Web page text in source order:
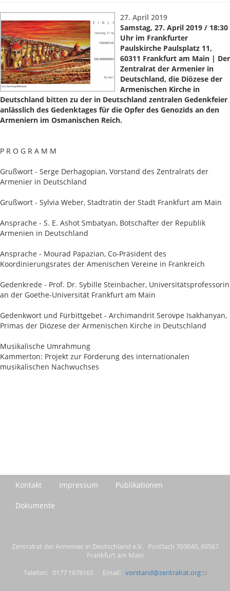
27. April 2019
Samstag, 27. April 2019 / 18:30
Uhr im Frankfurter
Paulskirche Paulsplatz 11,
60311 Frankfurt am Main | Der
Zentralrat der Armenier in
Deutschland, die Diözese der
Armenischen Kirche in
Deutschland bitten zu der in Deutschland zentralen Gedenkfeier
anlässlich des Gedenktages für die Opfer des Genozids an den
Armeniern im Osmanischen Reich.
P R O G R A M M
Grußwort - Serge Derhagopian, Vorstand des Zentralrats der
Armenier in Deutschland
Grußwort - Sylvia Weber, Stadträtin der Stadt Frankfurt am Main
Ansprache - S. E. Ashot Smbatyan, Botschafter der Republik
Armenien in Deutschland
Ansprache - Mourad Papazian, Co-Präsident des
Koordinierungsrates der Amenischen Vereine in Frankreich
Gedenkrede - Prof. Dr. Sybille Steinbacher, Universitätsprofessorin
an der Goethe-Universität Frankfurt am Main
Gedenkwort und Fürbittgebet - Archimandrit Serovpe Isakhanyan,
Primas der Diözese der Armenischen Kirche in Deutschland
Musikalische Umrahmung
Kammerton: Projekt zur Förderung des internationalen
musikalischen Nachwuchses
Kontakt Impressum Publikationen
Dokumente
Zentralrat der Armenier in Deutschland e.V. Postfach 703040, 60567
Frankfurt am Main
Telefon: 0177 1678165 Email: vorstand@zentralrat.org